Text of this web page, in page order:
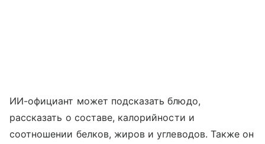
ИИ-официант может подсказать блюдо,
рассказать о составе, калорийности и
соотношении белков, жиров и углеводов. Также он